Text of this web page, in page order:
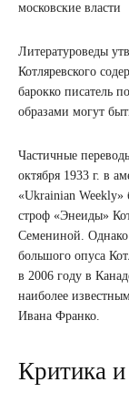
московские власти
Литературоведы
Котляревского
барокко писатель
образами могут
Частичные
октября 1933 г. в
«Ukrainian Weekly»
строф «Энеиды»
Семениной.
большого опуса
в 2006 году в
наиболее
Ивана Франко.
Критика